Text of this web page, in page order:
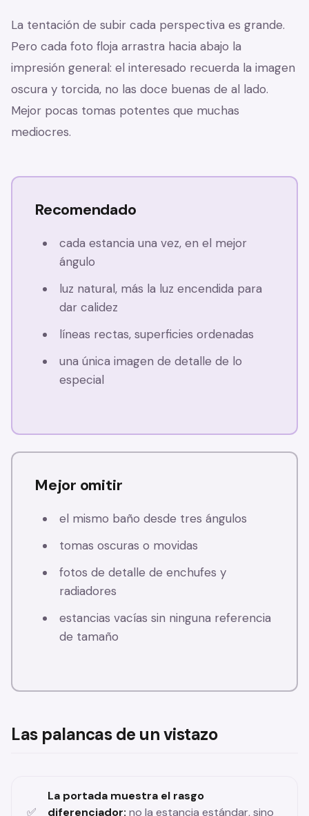
La tentación de subir cada perspectiva es grande.
Pero cada foto floja arrastra hacia abajo la
impresión general: el interesado recuerda la imagen
oscura y torcida, no las doce buenas de al lado.
Mejor pocas tomas potentes que muchas
mediocres.
Recomendado
cada estancia una vez, en el mejor
ángulo
luz natural, más la luz encendida para
dar calidez
líneas rectas, superficies ordenadas
una única imagen de detalle de lo
especial
Mejor omitir
el mismo baño desde tres ángulos
tomas oscuras o movidas
fotos de detalle de enchufes y
radiadores
estancias vacías sin ninguna referencia
de tamaño
Las palancas de un vistazo
La portada muestra el rasgo
diferenciador: no la estancia estándar, sino